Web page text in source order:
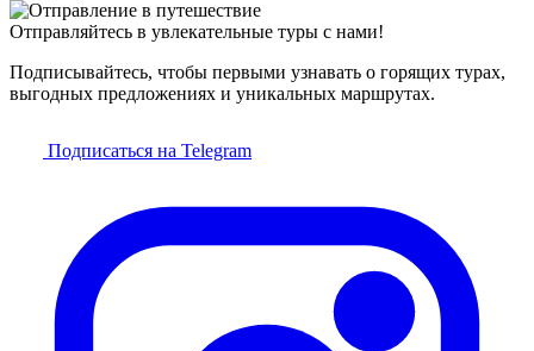
Отправляйтесь в увлекательные туры с нами!
Подписывайтесь, чтобы первыми узнавать о горящих турах,
выгодных предложениях и уникальных маршрутах.
Подписаться на Telegram